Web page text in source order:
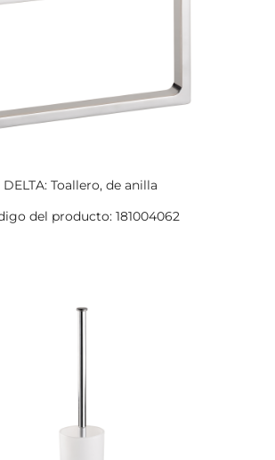
DELTA: Toallero, de anilla
del producto: 181004062